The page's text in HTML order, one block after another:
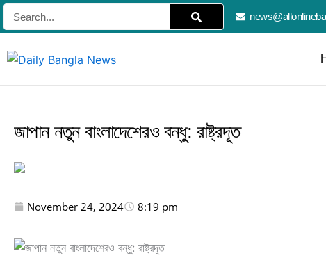
Skip
to
Search
জাপান নতুন বাংলাদেশেরও বন্ধু: রাষ্ট্রদূত
November 24, 2024 8:19 pm